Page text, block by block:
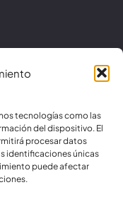
tecnologías como las
del dispositivo. El
procesar datos
identificaciones únicas
puede afectar